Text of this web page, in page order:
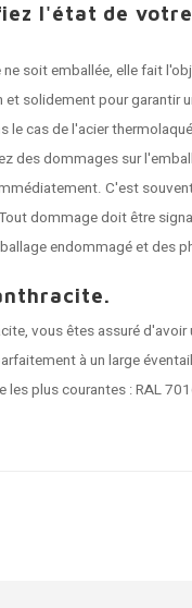
l'état de
soit emballée, elle fait
solidement pour garantir
le cas de l'acier
des dommages sur
C'est
dommage doit être
endommagé et des
vous êtes assuré
à un large
les plus courantes : RAL